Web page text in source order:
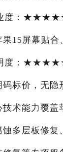
度：★★★★★
15屏幕贴合
度：★★★★★
标价，无隐
技术能力覆盖
蚀多层板修复